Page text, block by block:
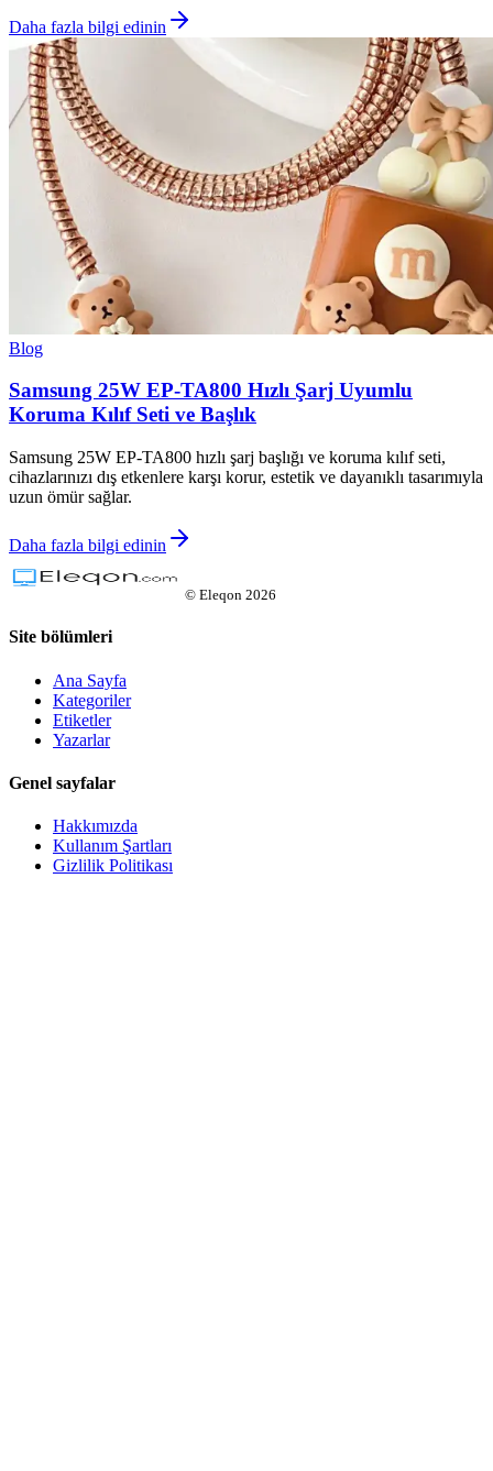
Daha fazla bilgi edinin
Blog
Samsung 25W EP-TA800 Hızlı Şarj Uyumlu
Koruma Kılıf Seti ve Başlık
Samsung 25W EP-TA800 hızlı şarj başlığı ve koruma kılıf seti,
cihazlarınızı dış etkenlere karşı korur, estetik ve dayanıklı tasarımıyla
uzun ömür sağlar.
Daha fazla bilgi edinin
© Eleqon 2026
Site bölümleri
Ana Sayfa
Kategoriler
Etiketler
Yazarlar
Genel sayfalar
Hakkımızda
Kullanım Şartları
Gizlilik Politikası